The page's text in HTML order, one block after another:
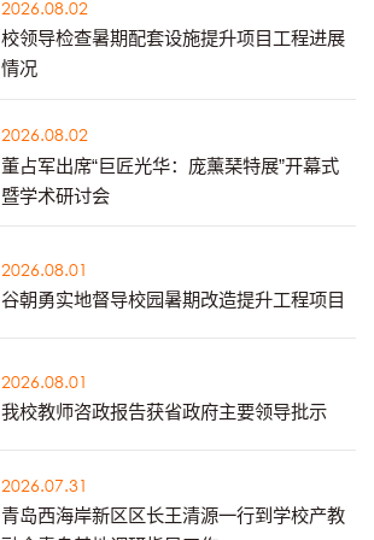
2026.08.02
校领导检查暑期配套设施提升项目工程进展
情况
2026.08.02
董占军出席“巨匠光华：庞薰琹特展”开幕式
暨学术研讨会
2026.08.01
谷朝勇实地督导校园暑期改造提升工程项目
2026.08.01
我校教师咨政报告获省政府主要领导批示
2026.07.31
青岛西海岸新区区长王清源一行到学校产教